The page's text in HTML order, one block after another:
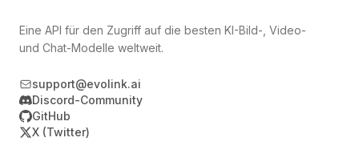
Eine API für den Zugriff auf die besten KI-Bild-, Video-
und Chat-Modelle weltweit.
support@evolink.ai
Discord-Community
GitHub
X (Twitter)